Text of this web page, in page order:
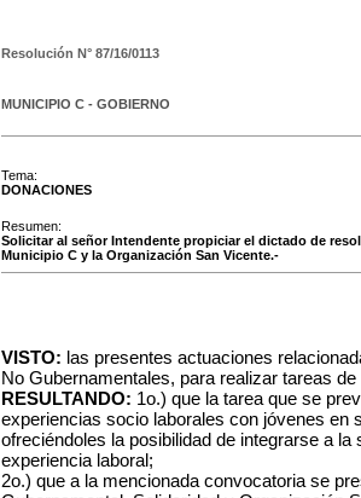
Resolución N° 87/16/0113
MUNICIPIO C - GOBIERNO
Tema:
DONACIONES
Resumen:
Solicitar al señor Intendente propiciar el dictado de
Municipio C y la Organización San Vicente.-
VISTO: las presentes actuaciones
No Gubernamentales, para realizar tareas
RESULTANDO: 1o.) que la tarea que se
experiencias socio laborales con jóvenes en
ofreciéndoles la posibilidad de integrarse a
experiencia laboral;
2o.) que a la mencionada convocatoria se